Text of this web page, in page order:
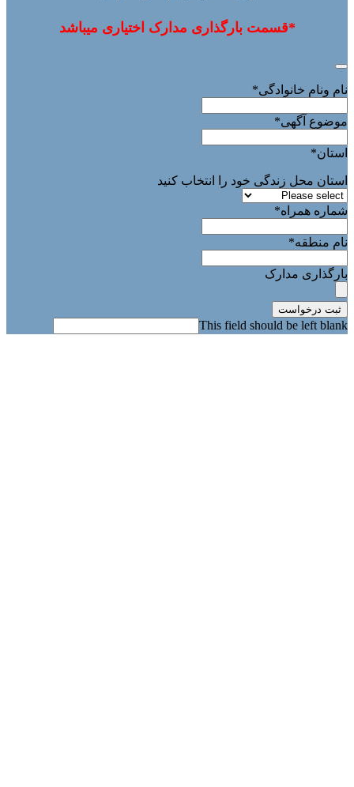
*قسمت بارگذاری مدارک اختیاری میباشد
نام ونام خانوادگی*
موضوع آگهی*
استان*
استان محل زندگی خود را انتخاب کنید
شماره همراه*
نام منطقه*
بارگذاری مدارک
ثبت درخواست
This field should be left blank